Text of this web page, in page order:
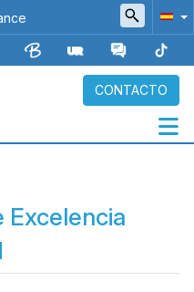
CONTACTO
Excelencia